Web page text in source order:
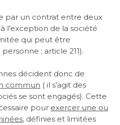
par un contrat entre deux
l’exception de la société
qui peut être
; article 211).
décident donc de
commun ( il s’agit des
se sont engagés). Cette
pour exercer une ou
, définies et limitées